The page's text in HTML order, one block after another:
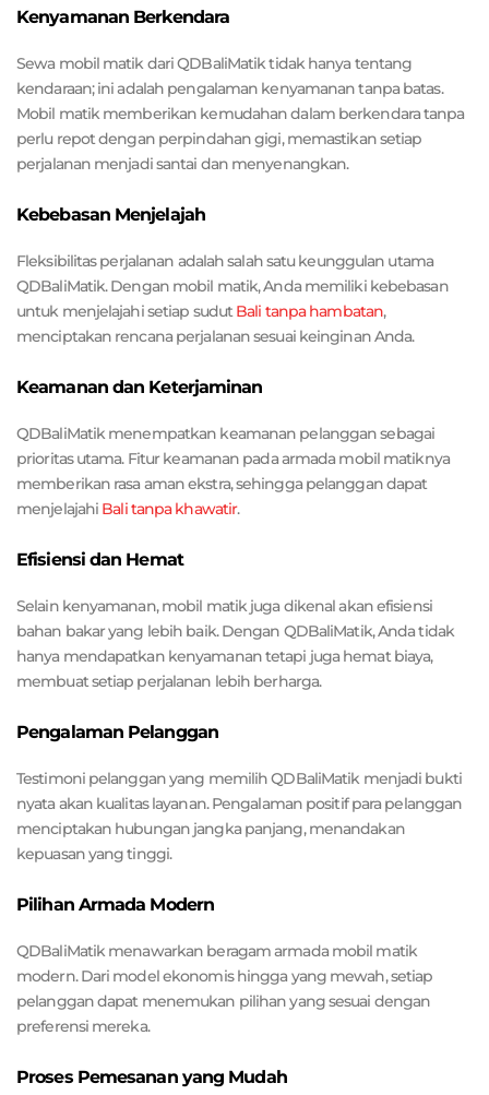
Kenyamanan Berkendara
Sewa mobil matik dari QDBaliMatik tidak hanya tentang
kendaraan; ini adalah pengalaman kenyamanan tanpa batas.
Mobil matik memberikan kemudahan dalam berkendara tanpa
perlu repot dengan perpindahan gigi, memastikan setiap
perjalanan menjadi santai dan menyenangkan.
Kebebasan Menjelajah
Fleksibilitas perjalanan adalah salah satu keunggulan utama
QDBaliMatik. Dengan mobil matik, Anda memiliki kebebasan
untuk menjelajahi setiap sudutBali tanpa hambatan,
menciptakan rencana perjalanan sesuai keinginan Anda.
Keamanan dan Keterjaminan
QDBaliMatik menempatkan keamanan pelanggan sebagai
prioritas utama. Fitur keamanan pada armada mobil matiknya
memberikan rasa aman ekstra, sehingga pelanggan dapat
menjelajahi Bali tanpa khawatir.
Efisiensi dan Hemat
Selain kenyamanan, mobil matik juga dikenal akan efisiensi
bahan bakar yang lebih baik. Dengan QDBaliMatik, Anda tidak
hanya mendapatkan kenyamanan tetapi juga hemat biaya,
membuat setiap perjalanan lebih berharga.
Pengalaman Pelanggan
Testimoni pelanggan yang memilih QDBaliMatik menjadi bukti
nyata akan kualitas layanan. Pengalaman positif para pelanggan
menciptakan hubungan jangka panjang, menandakan
kepuasan yang tinggi.
Pilihan Armada Modern
QDBaliMatik menawarkan beragam armada mobil matik
modern. Dari model ekonomis hingga yang mewah, setiap
pelanggan dapat menemukan pilihan yang sesuai dengan
preferensi mereka.
Proses Pemesanan yang Mudah